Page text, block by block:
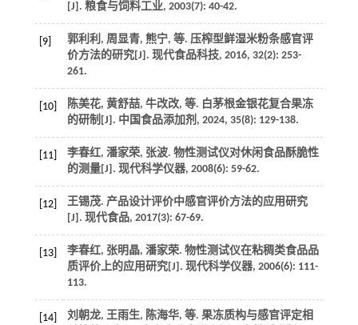
[J]. 粮食与饲料工业, 2003(7): 40-42.
[9] 郭利利, 周显青, 熊宁, 等. 压榨型鲜湿米粉条感官评
价方法的研究[J]. 现代食品科技, 2016, 32(2): 253-
261.
[10] 陈美花, 黄舒喆, 牛改改, 等. 白茅根金银花复合果冻
的研制[J]. 中国食品添加剂 , 2024, 35(8): 129-138.
[11]
李春红, 潘家荣, 张波. 物性测试仪对休闲食品酥脆性
的测量[J]. 现代科学仪器, 2008(6): 59-62.
[12]
王锡茂. 产品设计评价中感官评价方法的应用研究
[J]. 现代食品, 2017(3): 67-69.
[13]
李春红, 张明晶, 潘家荣. 物性测试仪在粘稠类食品品
质评价上的应用研究[J]. 现代科学仪器, 2006(6): 111-
113.
[14] 刘朝龙, 王雨生, 陈海华, 等. 果冻质构与感官评定相